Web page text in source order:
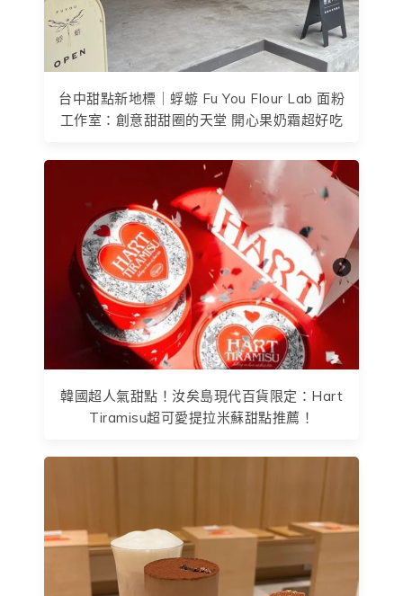
台中甜點新地標｜蜉蝣 Fu You Flour Lab 面粉
工作室：創意甜甜圈的天堂 開心果奶霜超好吃
韓國超人氣甜點！汝矣島現代百貨限定：Hart
Tiramisu超可愛提拉米蘇甜點推薦！